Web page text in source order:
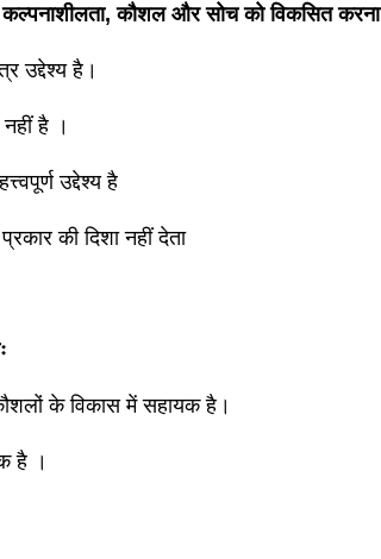
कल्पनाशीलता, कौशल और सोच को विकसित करना
उद्देश्य है।
नहीं है ।
उद्देश्य है
की दिशा नहीं देता
के विकास में सहायक है।
है ।